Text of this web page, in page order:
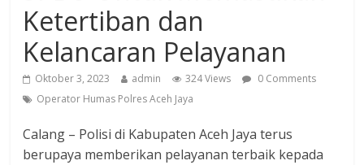
Ketertiban dan
Kelancaran Pelayanan
Oktober 3, 2023 admin 324 Views
0 Comments
Operator Humas Polres Aceh Jaya
Calang – Polisi di Kabupaten Aceh Jaya terus
berupaya memberikan pelayanan terbaik kepada